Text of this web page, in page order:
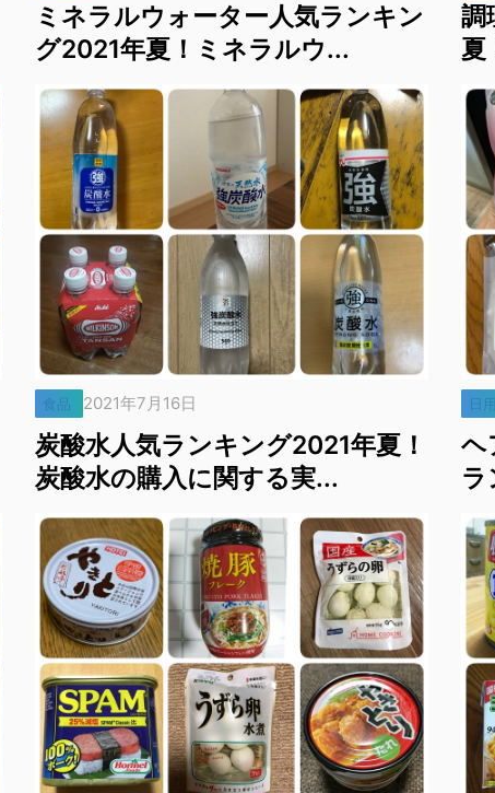
ミネラルウォーター人気ランキン
グ2021年夏！ミネラルウ...
調
夏
食品 2021年7月16日
炭酸水人気ランキング2021年夏！
炭酸水の購入に関する実...
日
ヘ
ラ